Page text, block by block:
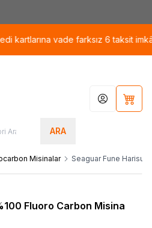
vade farksız 6 taksit imkânı!
ARA
Hesabım
Misinalar Seaguar Fune Harisu
Fluoro Carbon Misina